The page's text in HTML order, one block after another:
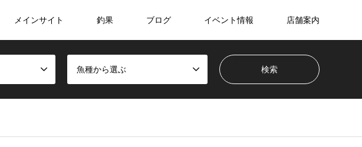
メインサイト 釣果 ブログ イベント情報 店舗案内
魚種から選ぶ